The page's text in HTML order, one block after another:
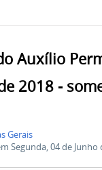
Auxílio
2018 -
Gerais
Segunda, 04 de Junho